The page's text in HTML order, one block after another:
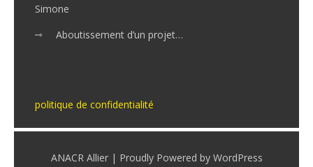
Simone
Aboutissement d’un projet…
politique de confidentialité
ANACR Allier | Proudly Powered by WordPress